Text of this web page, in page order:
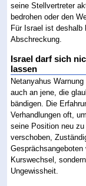
seine Stellvertreter
bedrohen oder den
Für Israel ist
Abschreckung.
Israel darf sich
lassen
Netanyahus
auch an jene, die
bändigen. Die
Verhandlungen oft,
seine Position neu
verschoben,
Kurswechsel,
Ungewissheit.